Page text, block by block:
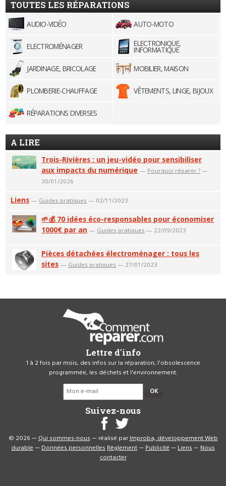
TOUTES LES RÉPARATIONS
AUDIO-VIDÉO AUTO-MOTO
ELECTROMÉNAGER ELECTRONIQUE,
INFORMATIQUE
JARDINAGE, BRICOLAGE
MOBILIER, MAISON
PLOMBERIE-CHAUFFAGE VÊTEMENTS, LINGE, BIJOUX
RÉPARATIONS DIVERSES
A LIRE
Trois-Rivières : un jeu-vidéo pour sensibiliser
aux impacts du numérique — Pourquoi réparer ? —
30/01/2026
Liens — Guides pratiques — 02/11/2023
🌱💰 70 idées éco-responsables pour économiser
1000€ par an — Guides pratiques — 22/09/2023
Pièces détachées électroménager : tous les
sites — Guides pratiques — 27/01/2023
Lettre d'info
1 à 2 fois par mois, des infos sur la réparation, l'obsolescence
programmée, les déchets et l'environnement.
OK
Suivez-nous
© 2026 —Qui sommes-nous— réalisé parImproba, développement Web
durable—Données personnellesRèglement—Publicité—Liens—Nous
contacter